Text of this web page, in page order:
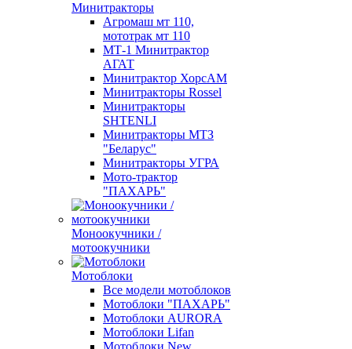
Минитракторы
Агромаш мт 110,
мототрак мт 110
МТ-1 Минитрактор
АГАТ
Минитрактор ХорсАМ
Минитракторы Rossel
Минитракторы
SHTENLI
Минитракторы МТЗ
"Беларус"
Минитракторы УГРА
Мото-трактор
"ПАХАРЬ"
Моноокучники /
мотоокучники
Мотоблоки
Все модели мотоблоков
Мотоблоки "ПАХАРЬ"
Мотоблоки AURORA
Мотоблоки Lifan
Мотоблоки New